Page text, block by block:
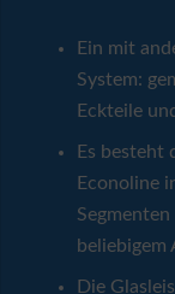
Ein mit
System:
Eckteile
Es besteht
Econoline
beliebigem
Die